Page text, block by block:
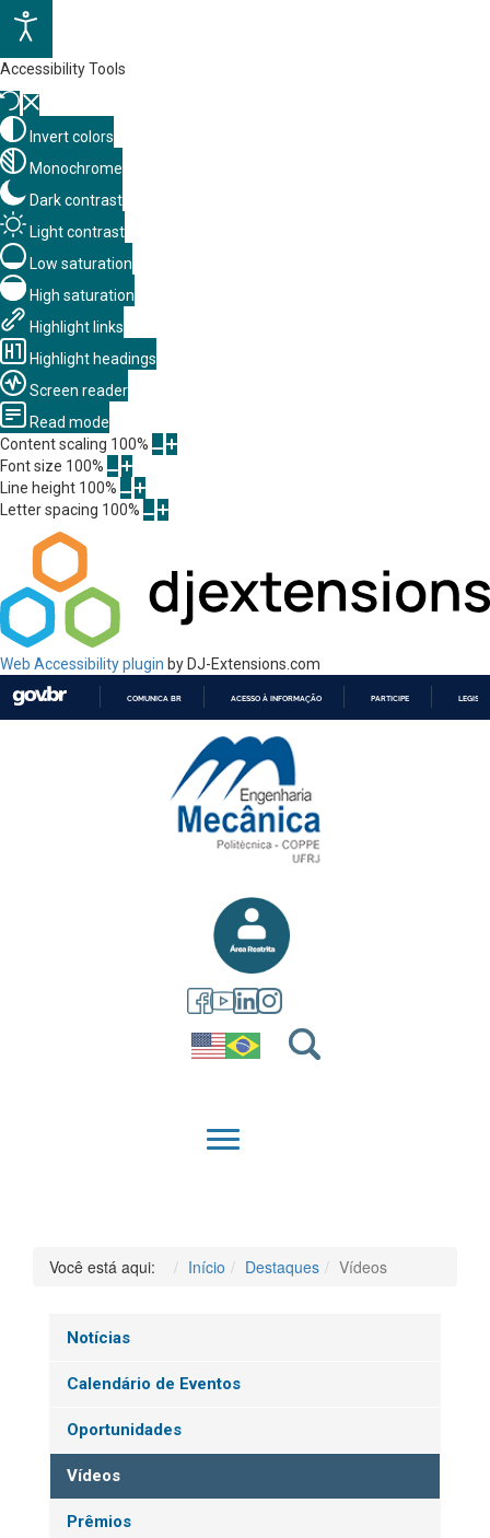
Accessibility Tools
Invert colors
Monochrome
Dark contrast
Light contrast
Low saturation
High saturation
Highlight links
Highlight headings
Screen reader
Read mode
Content scaling 100%
Font size 100%
Line height 100%
Letter spacing 100%
Web Accessibility plugin by DJ-Extensions.com
PARA
CONTEÚDO
COMUNICA BR ACESSO À INFORMAÇÃO PARTICIPE
QUEM SOMOS
Você está aqui: Início Destaques Vídeos
Notícias
Calendário de Eventos
Oportunidades
Vídeos
Prêmios